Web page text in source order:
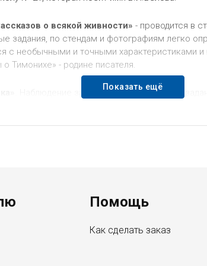
о всякой живности» - проводится в
задания, по стендам и фотографиям легко
с необычными и точными характеристиками
Тимонихе» - родине писателя.
. Наблюдение за повадками обитателей,
Показать ещё
Помощь
Как сделать заказ